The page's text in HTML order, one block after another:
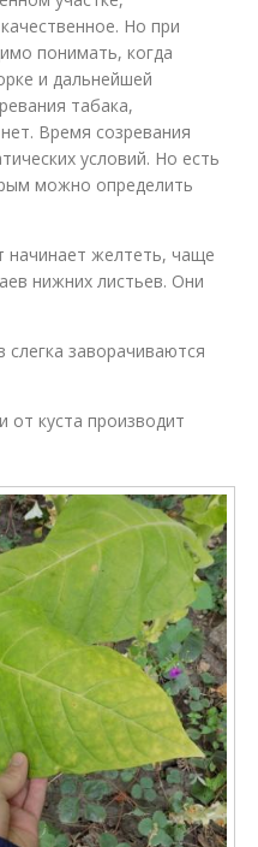
Но при
понимать, когда
и дальнейшей
табака,
Время созревания
условий. Но есть
можно определить
начинает желтеть, чаще
нижних листьев. Они
слегка заворачиваются
от куста производит